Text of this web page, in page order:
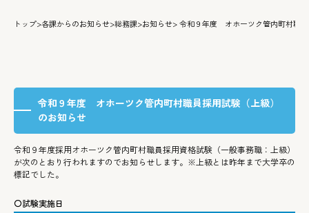
トップ>各課からのお知らせ>総務課>お知らせ> 令和９年度 オホーツク管内町村職
令和９年度 オホーツク管内町村職員採用試験（上級）
のお知らせ
令和９年度採用オホーツク管内町村職員採用資格試験（一般事務職：上級）
が次のとおり行われますのでお知らせします。※上級とは昨年まで大学卒の
標記でした。
〇試験実施日